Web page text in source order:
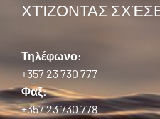
ΧΤΊΖΟΝΤΑΣ
Τηλέφωνο:
+357 23 730 777
Φαξ:
+357 23 730 778